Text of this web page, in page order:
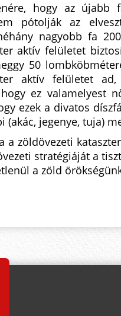
hogy az újabb
pótolják az
nagyobb fa
aktív felületet
50
aktív felületet
ez valamelyest
ezek a divatos
(akác, jegenye, tuja)
a zöldövezeti
stratégiáját a
a zöld